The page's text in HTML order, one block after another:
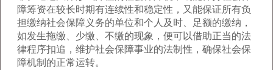
障筹资在较长时期有连续性和稳定性，又能保证所有负
担缴纳社会保障义务的单位和个人及时、足额的缴纳，
如发生拖缴、少缴、不缴的现象，便可以借助正当的法
律程序扣追，维护社会保障事业的法制性，确保社会保
障机制的正常运转。